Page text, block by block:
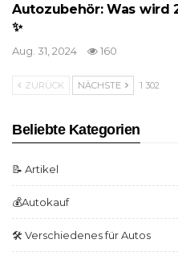
Autozubehör: Was wird
✨
Aug. 31, 2024 160
ZURÜCK NÄCHSTE 1 302
Beliebte Kategorien
📝 Artikel
💰Autokauf
🛠️ Verschiedenes für Autos